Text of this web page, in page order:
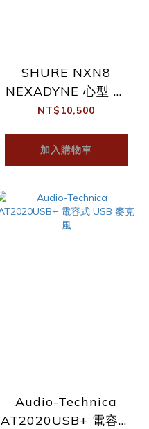
SHURE NXN8
NEXADYNE 心型 雙
傳感器 動圈式 麥克風
NT$10,500
加入購物車
Audio-Technica
AT2020USB+ 電容式